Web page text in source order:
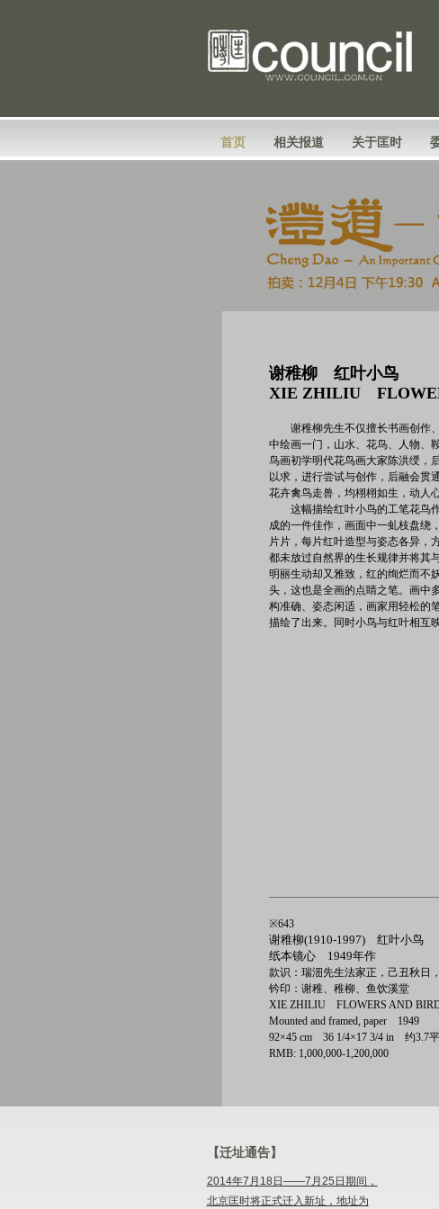
首页 相关报道 关于匡时
谢稚柳 红叶小鸟
XIE ZHILIU
谢稚柳先生不仅擅长书画创作
中绘画一门，山水、花鸟、人物、
鸟画初学明代花鸟画大家陈洪绶，
以求，进行尝试与创作，后融会贯
花卉禽鸟走兽，均栩栩如生，动人心
这幅描绘红叶小鸟的工笔花鸟
成的一件佳作，画面中一虬枝盘绕
片片，每片红叶造型与姿态各异，
都未放过自然界的生长规律并将其
明丽生动却又雅致，红的绚烂而不
头，这也是全画的点睛之笔。画中
构准确、姿态闲适，画家用轻松的
描绘了出来。同时小鸟与红叶相互
※643
谢稚柳(1910-1997) 红叶小鸟
纸本镜心 1949年作
款识：瑞沺先生法家正，己丑秋日
钤印：谢稚、稚柳、鱼饮溪堂
XIE ZHILIU FLOWERS AND
Mounted and framed, paper 1949
92×45 cm 36 1/4×17 3/4 in 约3.7
RMB: 1,000,000-1,200,000
【迁址通告】
2014年7月18日——7月25日期间，
北京匡时将正式迁入新址，地址为